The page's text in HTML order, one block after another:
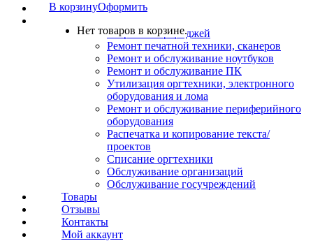
В корзинуОформить
Нет товаров в корзине.
О нас
Заправка картриджей
Ремонт печатной техники, сканеров
Ремонт и обслуживание ноутбуков
Ремонт и обслуживание ПК
Утилизация оргтехники, электронного
оборудования и лома
Ремонт и обслуживание периферийного
оборудования
Распечатка и копирование текста/
проектов
Списание оргтехники
Обслуживание организаций
Обслуживание госучреждений
Товары
Отзывы
Контакты
Мой аккаунт